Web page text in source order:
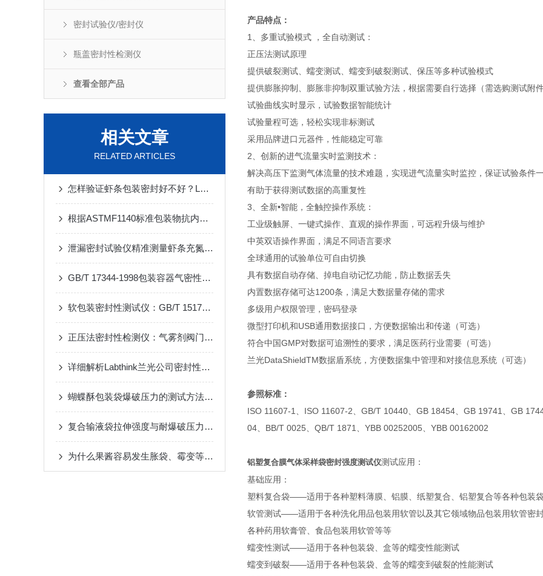
密封试验仪/密封仪
瓶盖密封性检测仪
查看全部产品
相关文章
RELATED ARTICLES
怎样验证虾条包装密封好不好？Labthink密封试验仪来帮助您！
根据ASTMF1140标准包装物抗内部加压损坏的试验方法介绍
泄漏密封试验仪精准测量虾条充氮包装的爆破压力
GB/T 17344-1998包装容器气密性试验仪 技术说明
软包装密封性测试仪：GB/T 15171标准要求与试验方法
正压法密封性检测仪：气雾剂阀门密封性能试验装置
详细解析Labthink兰光公司密封性测试仪系列产品
蝴蝶酥包装袋爆破压力的测试方法与仪器
复合输液袋拉伸强度与耐爆破压力的测试方法
为什么果酱容易发生胀袋、霉变等现象？
产品特点：
1、多重试验模式 ，全自动测试：
正压法测试原理
提供破裂测试、蠕变测试、蠕变到破裂测试、保压等多种试验模式
提供膨胀抑制、膨胀非抑制双重试验方法，根据需要自行选择（需选购测试附件
试验曲线实时显示，试验数据智能统计
试验量程可选，轻松实现非标测试
采用品牌进口元器件，性能稳定可靠
2、创新的进气流量实时监测技术：
解决高压下监测气体流量的技术难题，实现进气流量实时监控，保证试验条件
有助于获得测试数据的高重复性
3、全新•智能，全触控操作系统：
工业级触屏、一键式操作、直观的操作界面，可远程升级与维护
中英双语操作界面，满足不同语言要求
全球通用的试验单位可自由切换
具有数据自动存储、掉电自动记忆功能，防止数据丢失
内置数据存储可达1200条，满足大数据量存储的需求
多级用户权限管理，密码登录
微型打印机和USB通用数据接口，方便数据输出和传递（可选）
符合中国GMP对数据可追溯性的要求，满足医药行业需要（可选）
兰光DataShieldTM数据盾系统，方便数据集中管理和对接信息系统（可选）
参照标准：
ISO 11607-1、ISO 11607-2、GB/T 10440、GB 18454、GB 19741、GB
04、BB/T 0025、QB/T 1871、YBB 00252005、YBB 00162002
铝塑复合膜气体采样袋密封强度测试仪测试应用：
基础应用：
塑料复合袋——适用于各种塑料薄膜、铝膜、纸塑复合、铝塑复合等各种包装
软管测试——适用于各种洗化用品包装用软管以及其它领域物品包装用软管密
各种药用软膏管、食品包装用软管等等
蠕变性测试——适用于各种包装袋、盒等的蠕变性能测试
蠕变到破裂——适用于各种包装袋、盒等的蠕变到破裂的性能测试